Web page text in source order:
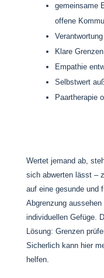
gemeinsame
offene
Klare
Empathie
Selbstwert
Paartherapie
Wertet jemand ab,
sich abwerten lässt –
auf eine gesunde und
Abgrenzung
individuellen Gefüge.
Lösung: Grenzen
Sicherlich kann hier
helfen.